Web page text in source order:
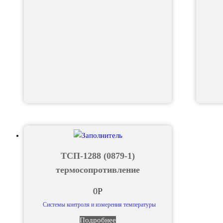
ТСП-1288 (0879-1)
термосопротивление
0Р
Системы контроля и измерения температуры
Подробнее